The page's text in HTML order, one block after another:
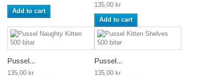
Add to cart
135,00 kr
Add to cart
Pussel...
135,00 kr
Pussel...
135,00 kr